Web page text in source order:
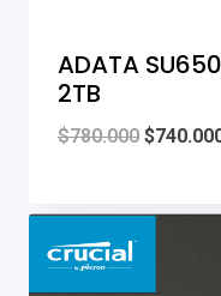
ADATA SU650
2TB
$780.000 Original
was:
$